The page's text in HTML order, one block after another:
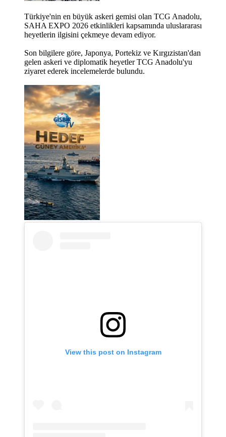
Türkiye'nin en büyük askeri gemisi olan TCG Anadolu,
SAHA EXPO 2026 etkinlikleri kapsamında uluslararası
heyetlerin ilgisini çekmeye devam ediyor.
Son bilgilere göre, Japonya, Portekiz ve Kırgızistan'dan
gelen askeri ve diplomatik heyetler TCG Anadolu'yu
ziyaret ederek incelemelerde bulundu.
View this post on Instagram